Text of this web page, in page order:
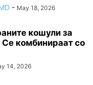
- May 18, 2026
кошули за
комбинираат со
14, 2026